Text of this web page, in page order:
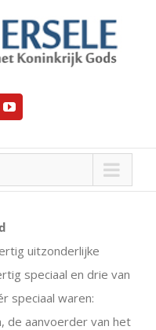
YouTube
uitzonderlijke
speciaal en drie van
speciaal waren:
de aanvoerder van het